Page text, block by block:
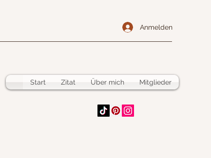
Anmelden
Start Zitat Über mich Mitglieder